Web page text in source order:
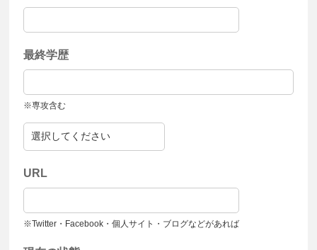
最終学歴
※専攻含む
URL
※Twitter・Facebook・個人サイト・ブログなどがあれば